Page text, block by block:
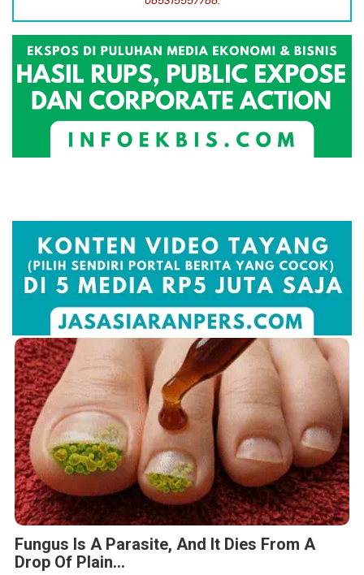
Fungus Is A Parasite, And It Dies From A
Drop Of Plain...